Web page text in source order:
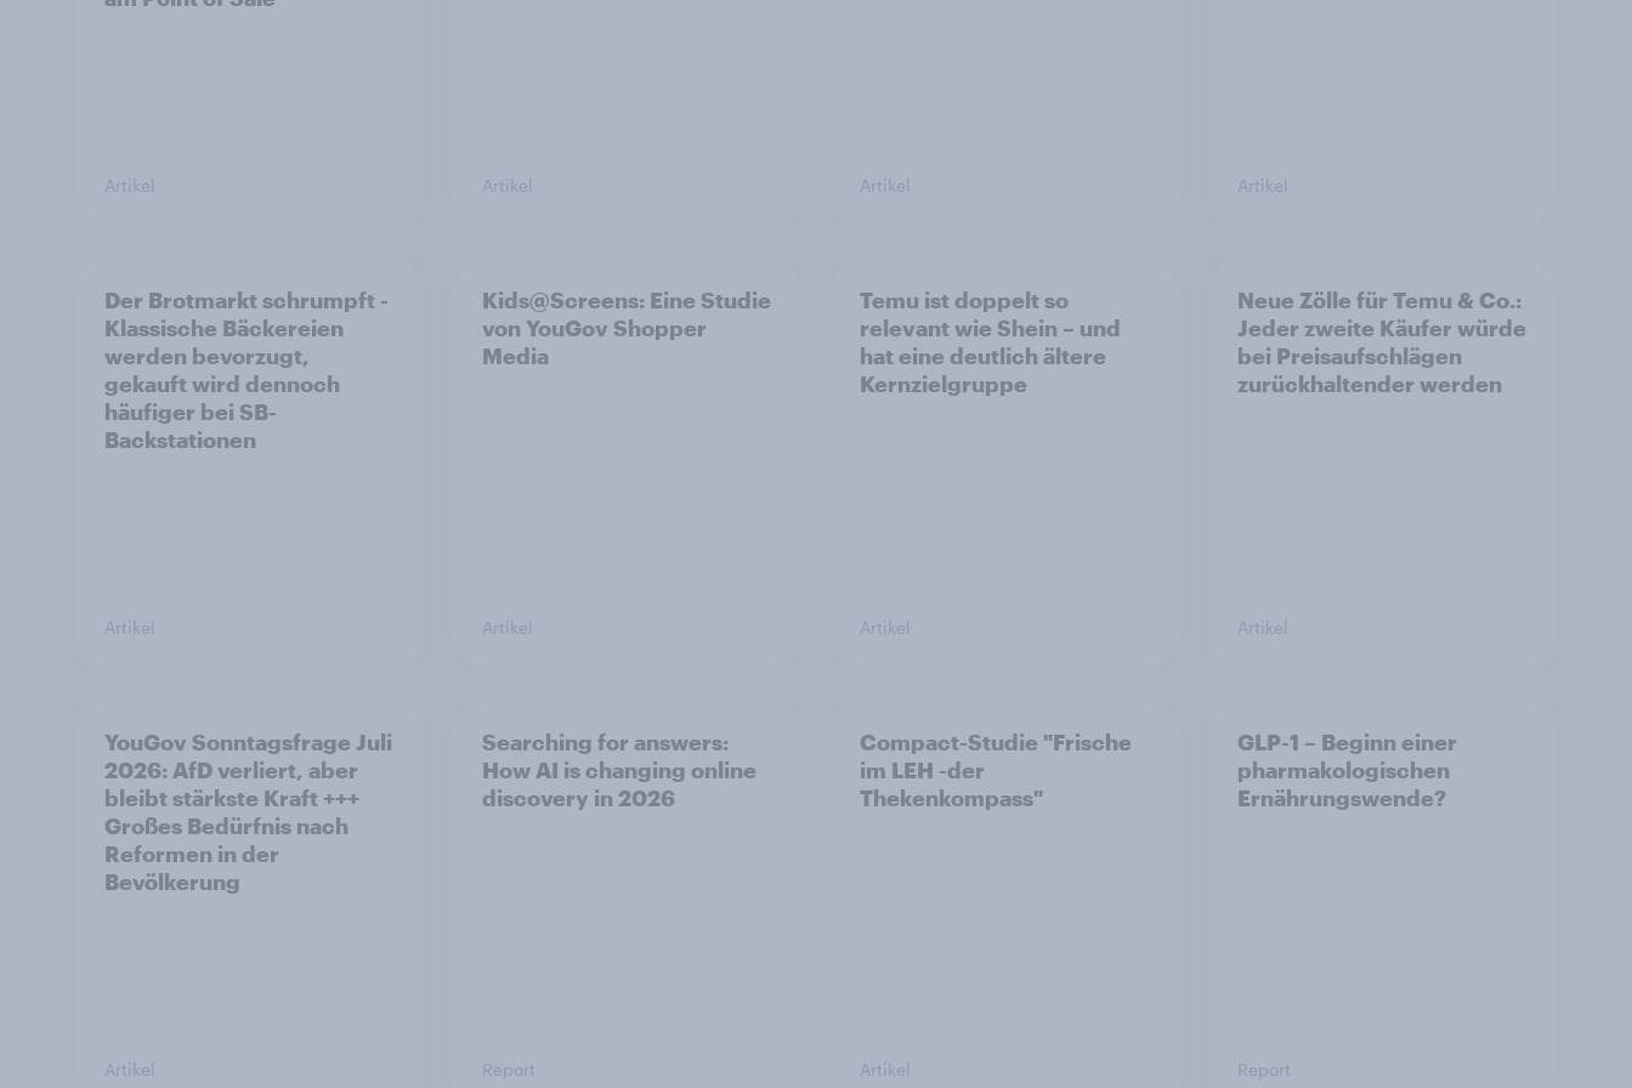
Artikel Artikel Artikel Artikel
Der Brotmarkt schrumpft -
Klassische Bäckereien
werden bevorzugt,
gekauft wird dennoch
häufiger bei SB-
Backstationen
Artikel
Kids@Screens: Eine Studie
von YouGov Shopper
Media
Artikel
Temu ist doppelt so
relevant wie Shein – und
hat eine deutlich ältere
Kernzielgruppe
Artikel
Neue Zölle für Temu & Co.:
Jeder zweite Käufer würde
bei Preisaufschlägen
zurückhaltender werden
Artikel
YouGov Sonntagsfrage Juli
2026: AfD verliert, aber
bleibt stärkste Kraft +++
Großes Bedürfnis nach
Reformen in der
Bevölkerung
Artikel
Searching for answers:
How AI is changing online
discovery in 2026
Report
Compact-Studie "Frische
im LEH -der
Thekenkompass"
Artikel
GLP-1 – Beginn einer
pharmakologischen
Ernährungswende?
Report